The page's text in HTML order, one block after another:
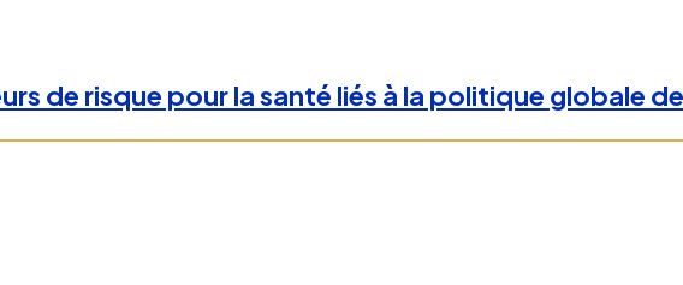
de risque pour la santé liés à la politique globale